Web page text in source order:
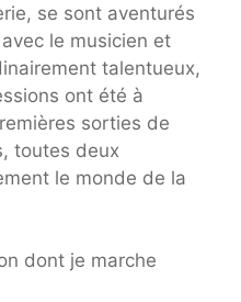
se sont aventurés
le musicien et
talentueux,
ont été à
sorties de
toutes deux
le monde de la
dont je marche